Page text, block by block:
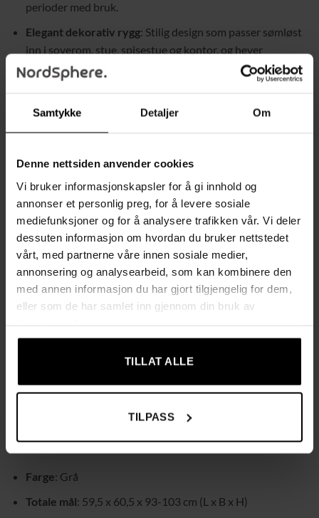
Samtykke Detaljer Om
Denne nettsiden anvender cookies
Vi bruker informasjonskapsler for å gi innhold og
annonser et personlig preg, for å levere sosiale
mediefunksjoner og for å analysere trafikken vår. Vi deler
dessuten informasjon om hvordan du bruker nettstedet
vårt, med partnerne våre innen sosiale medier,
annonsering og analysearbeid, som kan kombinere den
med annen informasjon du har gjort tilgjengelig for dem,
eller som de har samlet inn gjennom din bruk av
TILLAT ALLE
TILPASS
perioder med bruk.
Elegant dekorativ rygg: Stilig design som passer sømløst
inn i soverom, stue, spisestue og kontor, og hever
innredningen i ethvert rom.
etter skrivebordet ditt eller din foretrukne sitteposisjon,
densitetsskum for en komfortabel og støttende
sitteopplevelse.
360° roterende hjul : Enkel bevegelse og fleksibel
transport mellom ulike arbeidsområder med de glidende
hjulene.
Tiltfunksjon: Praktisk mekanisme for justering av
setevinkelen, slik at du kan finne den perfekte
sitteposisjonen.
Enkel montering: Leveres med en brukervennlig manual
for rask og enkel montering.
Tekniske data:
Farge: Grå
Totale mål: 59,5 x 60,5 x 93-103 cm (L x B x H)